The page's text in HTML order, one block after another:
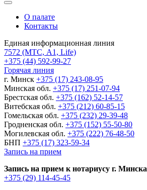
О палате
Контакты
Единая информационная линия
7572 (МТС, A1, Life)
+375 (44) 592-99-27
Горячая линия
г. Минск +375 (17) 243-08-95
Минская обл. +375 (17) 251-07-94
Брестская обл. +375 (162) 52-14-57
Витебская обл. +375 (212) 60-85-15
Гомельская обл. +375 (232) 29-39-48
Гродненская обл. +375 (152) 55-50-80
Могилевская обл. +375 (222) 76-48-50
БНП +375 (17) 323-59-34
Запись на прием
Запись на прием к нотариусу г. Минска
+375 (29) 114-45-45